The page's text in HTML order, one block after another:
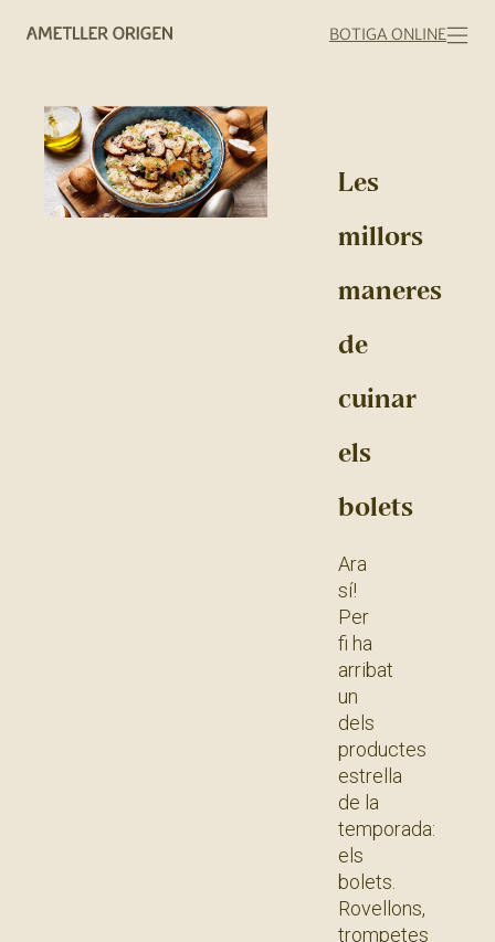
BOTIGA ONLINE
Les
millors
maneres
de
cuinar
els
bolets
Ara
sí!
Per
fi ha
arribat
un
dels
productes
estrella
de la
temporada:
els
bolets.
Rovellons,
trompetes